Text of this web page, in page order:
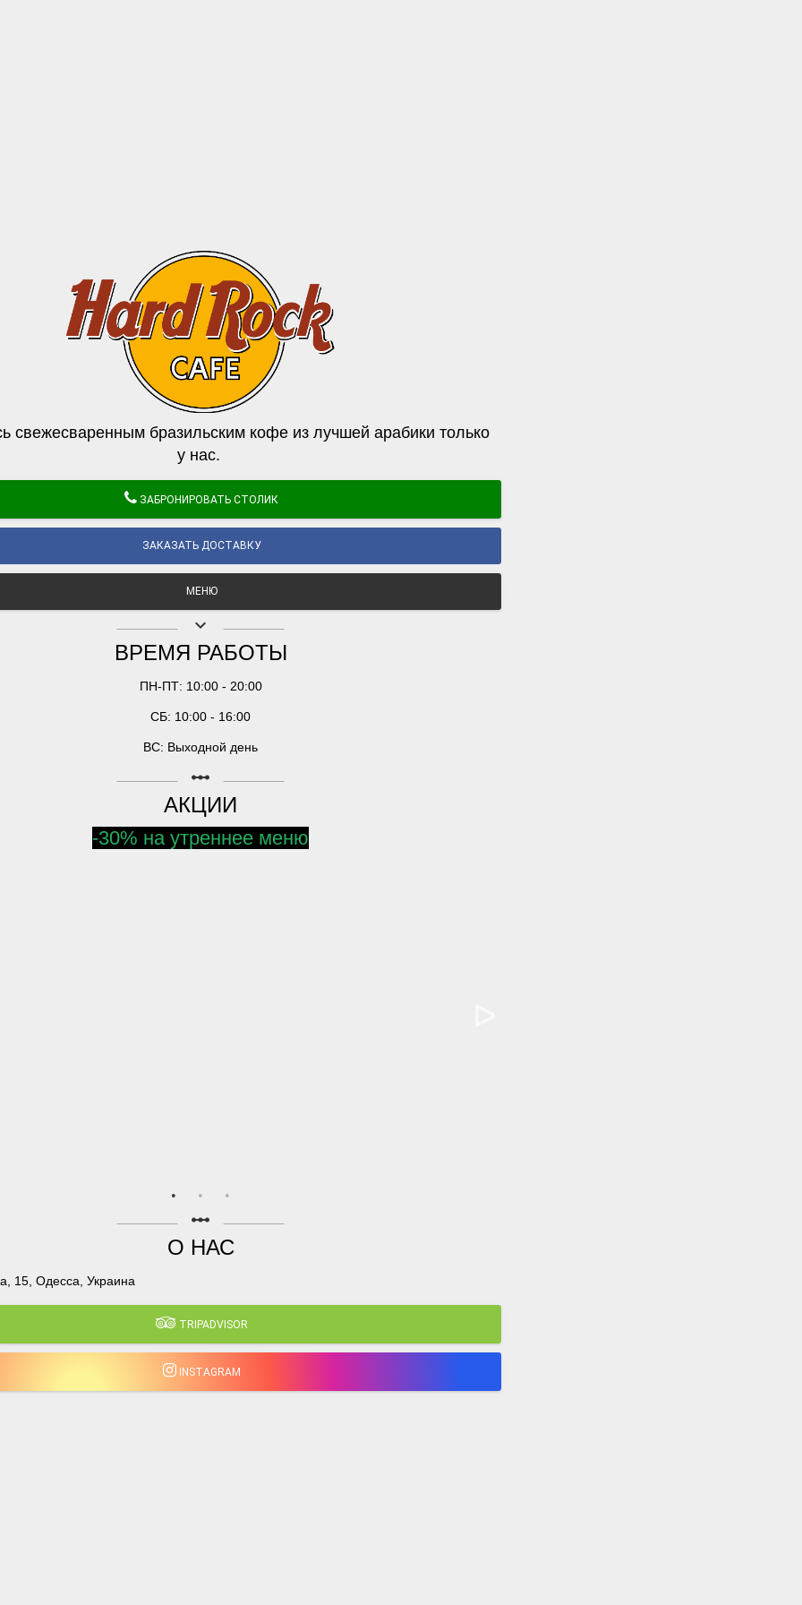
свежесваренным бразильским кофе из лучшей арабики только
у нас.
ЗАБРОНИРОВАТЬ СТОЛИК
ЗАКАЗАТЬ ДОСТАВКУ
МЕНЮ
keyboard_arrow_down
ВРЕМЯ РАБОТЫ
ПН-ПТ: 10:00 - 20:00
СБ: 10:00 - 16:00
ВС: Выходной день
linear_scale
АКЦИИ
-30% на утреннее меню
linear_scale
О НАС
15, Одесса, Украина
TRIPADVISOR
INSTAGRAM